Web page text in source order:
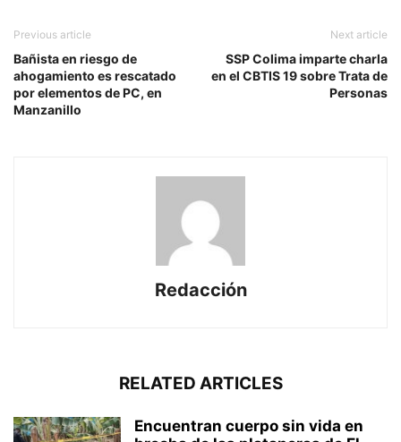
Previous article
Bañista en riesgo de
ahogamiento es rescatado
por elementos de PC, en
Manzanillo
Next article
SSP Colima imparte charla
en el CBTIS 19 sobre Trata de
Personas
Redacción
RELATED ARTICLES
Encuentran cuerpo sin vida en